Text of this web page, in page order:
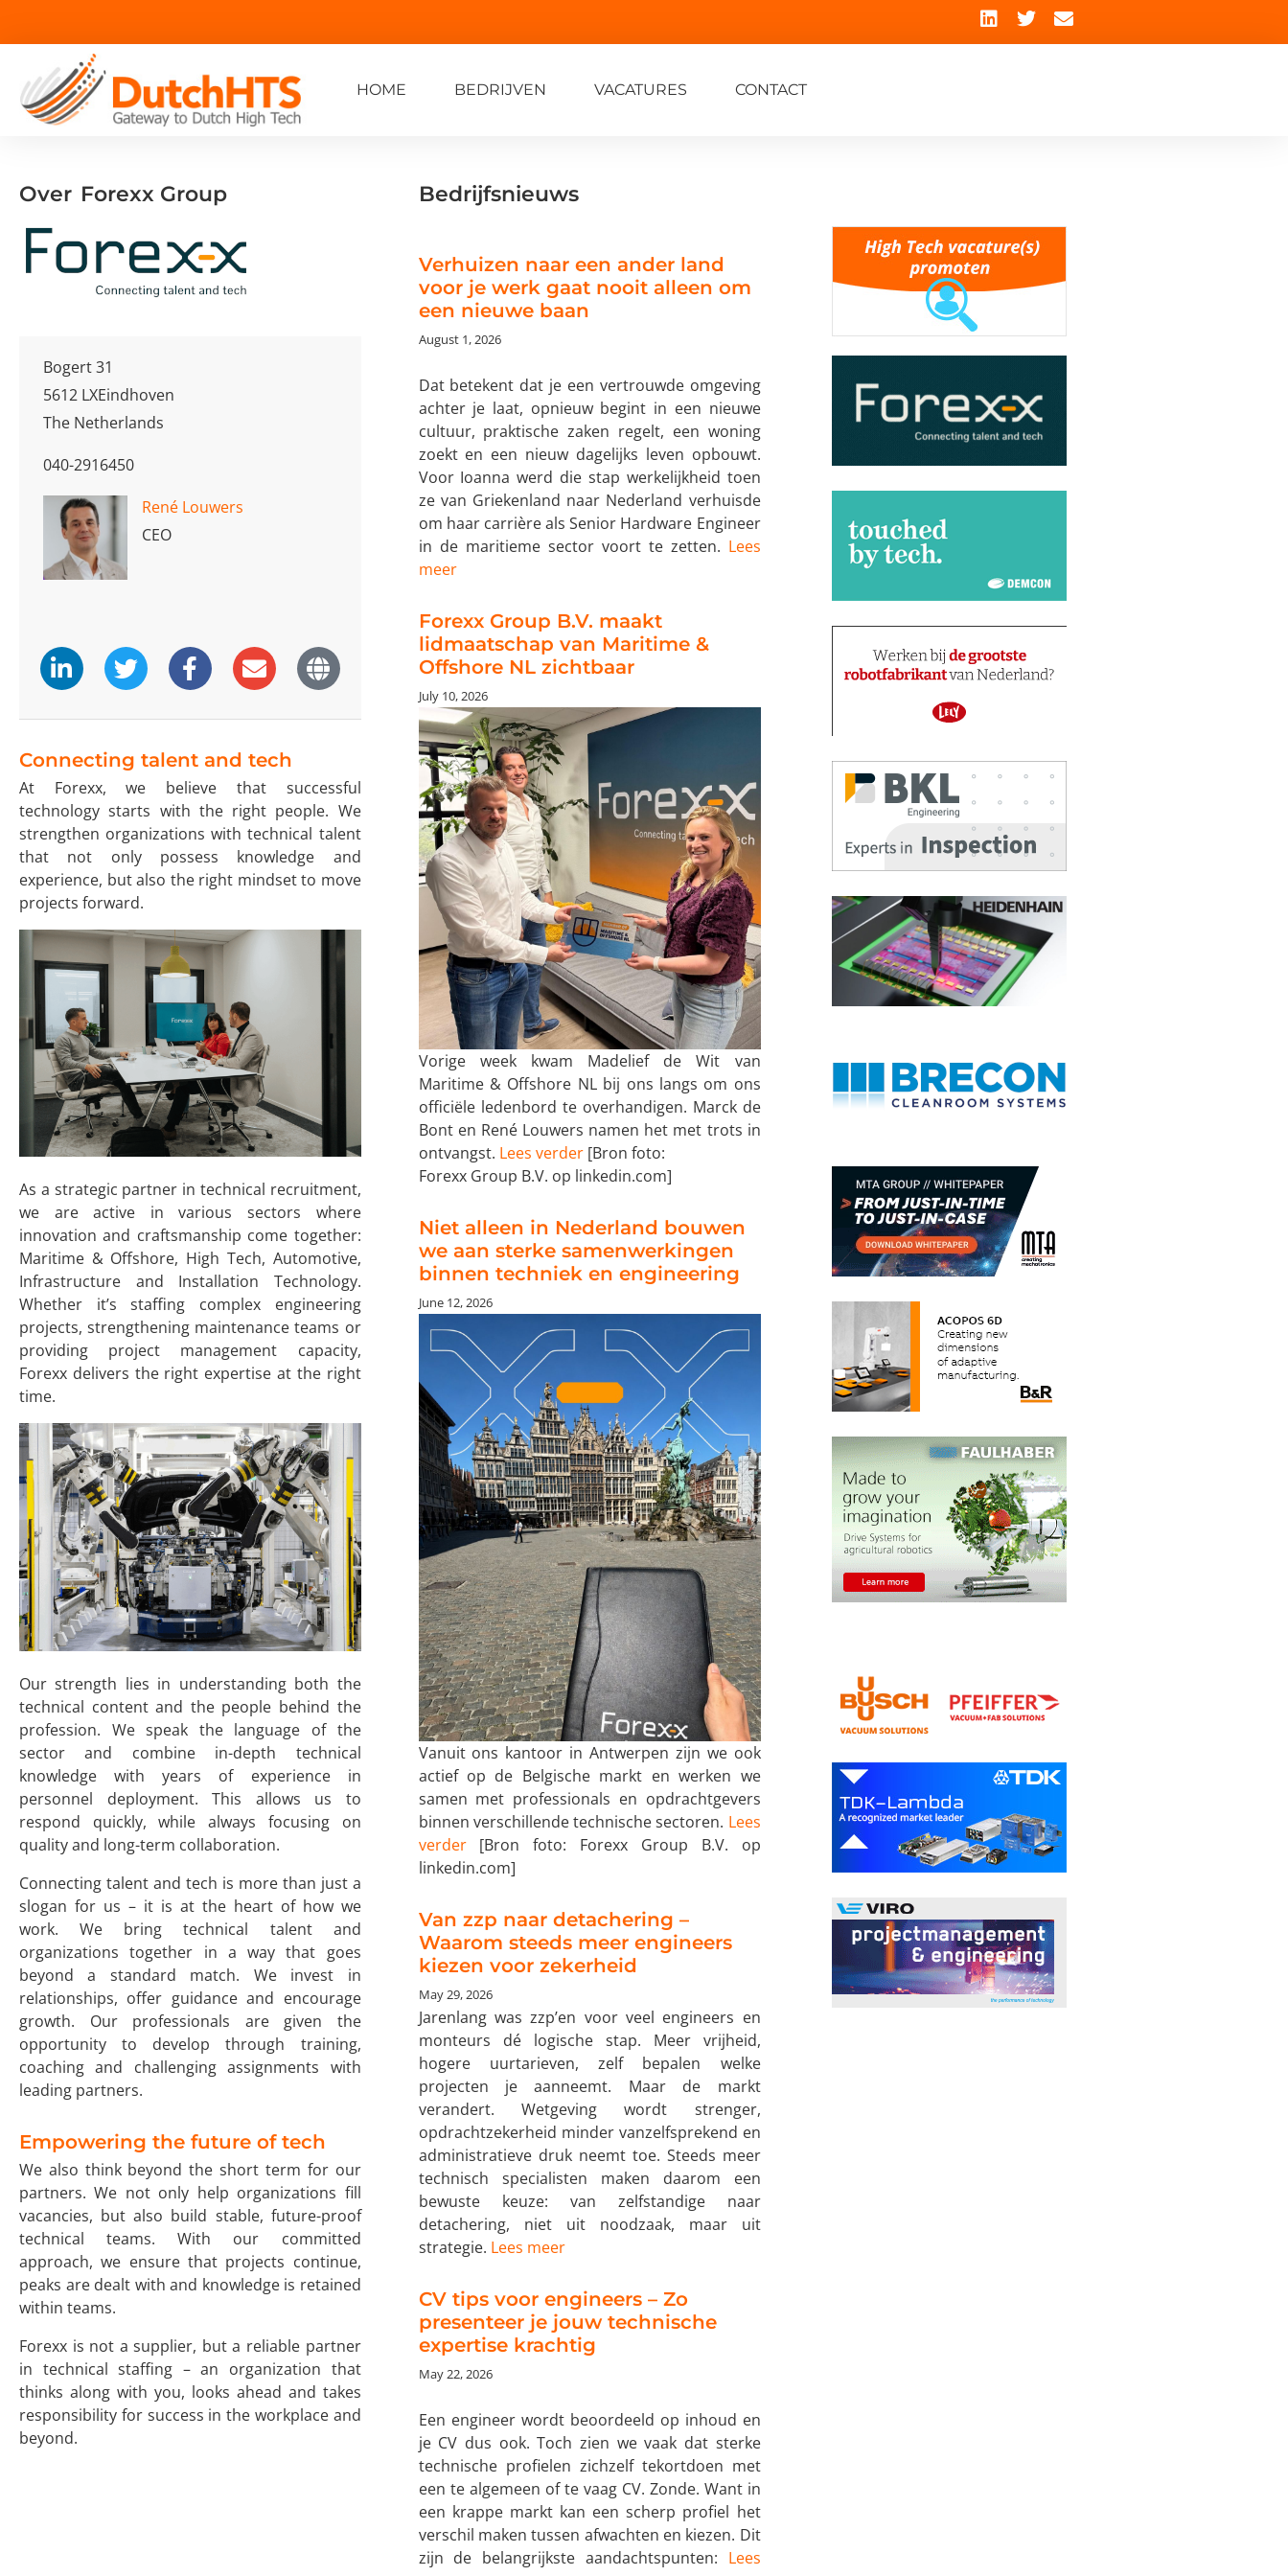
HOME BEDRIJVEN VACATURES CONTACT
Over Forexx Group
Bogert 31
5612 LXEindhoven
The Netherlands
040-2916450
René Louwers
CEO
Connecting talent and tech
At Forexx, we believe that successful
technology starts with the right people. We
strengthen organizations with technical talent
that not only possess knowledge and
experience, but also the right mindset to move
projects forward.
As a strategic partner in technical recruitment,
we are active in various sectors where
innovation and craftsmanship come together:
Maritime & Offshore, High Tech, Automotive,
Infrastructure and Installation Technology.
Whether it’s staffing complex engineering
projects, strengthening maintenance teams or
providing project management capacity,
Forexx delivers the right expertise at the right
time.
Our strength lies in understanding both the
technical content and the people behind the
profession. We speak the language of the
sector and combine in-depth technical
knowledge with years of experience in
personnel deployment. This allows us to
respond quickly, while always focusing on
quality and long-term collaboration.
Connecting talent and tech is more than just a
slogan for us – it is at the heart of how we
work. We bring technical talent and
organizations together in a way that goes
beyond a standard match. We invest in
relationships, offer guidance and encourage
growth. Our professionals are given the
opportunity to develop through training,
coaching and challenging assignments with
leading partners.
Empowering the future of tech
We also think beyond the short term for our
partners. We not only help organizations fill
vacancies, but also build stable, future-proof
technical teams. With our committed
approach, we ensure that projects continue,
peaks are dealt with and knowledge is retained
within teams.
Forexx is not a supplier, but a reliable partner
in technical staffing – an organization that
thinks along with you, looks ahead and takes
responsibility for success in the workplace and
beyond.
Bedrijfsnieuws
Verhuizen naar een ander land
voor je werk gaat nooit alleen om
een nieuwe baan
August 1, 2026
Dat betekent dat je een vertrouwde omgeving
achter je laat, opnieuw begint in een nieuwe
cultuur, praktische zaken regelt, een woning
zoekt en een nieuw dagelijks leven opbouwt.
Voor Ioanna werd die stap werkelijkheid toen
ze van Griekenland naar Nederland verhuisde
om haar carrière als Senior Hardware Engineer
in de maritieme sector voort te zetten. Lees
meer
Forexx Group B.V. maakt
lidmaatschap van Maritime &
Offshore NL zichtbaar
July 10, 2026
Vorige week kwam Madelief de Wit van
Maritime & Offshore NL bij ons langs om ons
officiële ledenbord te overhandigen. Marck de
Bont en René Louwers namen het met trots in
ontvangst. Lees verder[Bron foto:
Forexx Group B.V. op linkedin.com]
Niet alleen in Nederland bouwen
we aan sterke samenwerkingen
binnen techniek en engineering
June 12, 2026
Vanuit ons kantoor in Antwerpen zijn we ook
actief op de Belgische markt en werken we
samen met professionals en opdrachtgevers
binnen verschillende technische sectoren. Lees
verder[Bron foto: Forexx Group B.V. op
linkedin.com]
Van zzp naar detachering –
Waarom steeds meer engineers
kiezen voor zekerheid
May 29, 2026
Jarenlang was zzp’en voor veel engineers en
monteurs dé logische stap. Meer vrijheid,
hogere uurtarieven, zelf bepalen welke
projecten je aanneemt. Maar de markt
verandert. Wetgeving wordt strenger,
opdrachtzekerheid minder vanzelfsprekend en
administratieve druk neemt toe. Steeds meer
technisch specialisten maken daarom een
bewuste keuze: van zelfstandige naar
detachering, niet uit noodzaak, maar uit
strategie. Lees meer
CV tips voor engineers – Zo
presenteer je jouw technische
expertise krachtig
May 22, 2026
Een engineer wordt beoordeeld op inhoud en
je CV dus ook. Toch zien we vaak dat sterke
technische profielen zichzelf tekortdoen met
een te algemeen of te vaag CV. Zonde. Want in
een krappe markt kan een scherp profiel het
verschil maken tussen afwachten en kiezen. Dit
zijn de belangrijkste aandachtspunten: Lees